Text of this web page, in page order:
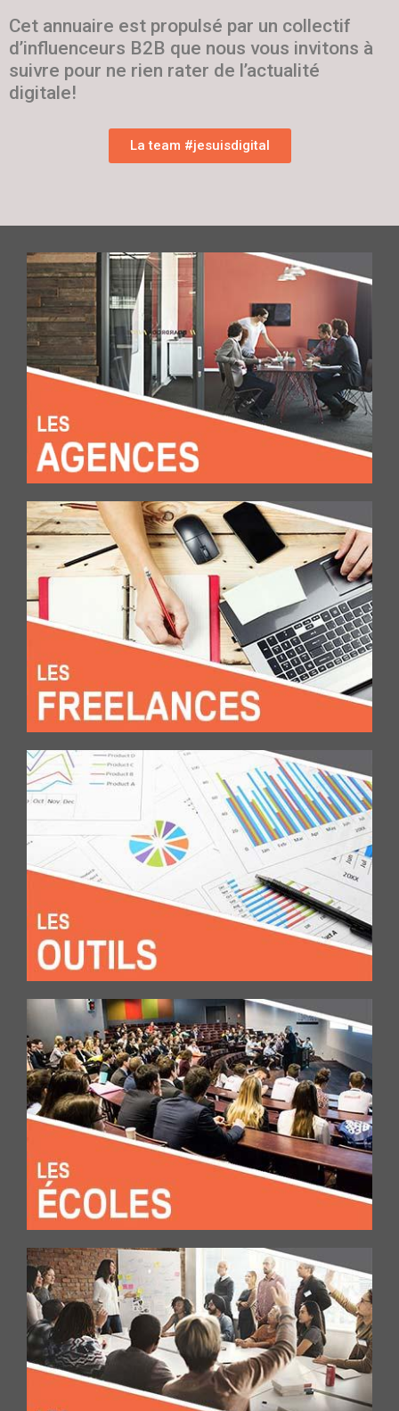
Cet annuaire est propulsé par un collectif
d’influenceurs B2B que nous vous invitons à
suivre pour ne rien rater de l’actualité
digitale!
La team #jesuisdigital